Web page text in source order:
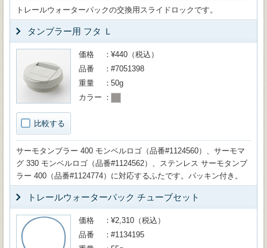
トレールウォーターパックの交換用スライドロックです。
タンブラー用 フタ Ｌ
比較する
価格
¥440（税込）
品番
#7051398
重量
50g
カラー
サーモタンブラー 400 モンベルロゴ（品番#1124560）、サーモマ
グ 330 モンベルロゴ（品番#1124562）、ステンレス サーモタンブ
ラー 400（品番#1124774）に対応するふたです。パッキン付き。
トレールウォーターパック チューブセット
価格
¥2,310（税込）
品番
#1134195